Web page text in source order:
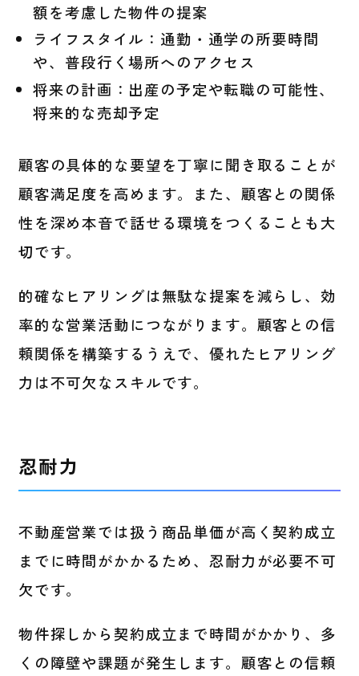
額を考慮した物件の提案
ライフスタイル：通勤・通学の所要時間
や、普段行く場所へのアクセス
将来の計画：出産の予定や転職の可能性、
将来的な売却予定
顧客の具体的な要望を丁寧に聞き取ることが
顧客満足度を高めます。また、顧客との関係
性を深め本音で話せる環境をつくることも大
切です。
的確なヒアリングは無駄な提案を減らし、効
率的な営業活動につながります。顧客との信
頼関係を構築するうえで、優れたヒアリング
力は不可欠なスキルです。
忍耐力
不動産営業では扱う商品単価が高く契約成立
までに時間がかかるため、忍耐力が必要不可
欠です。
物件探しから契約成立まで時間がかかり、多
くの障壁や課題が発生します。顧客との信頼